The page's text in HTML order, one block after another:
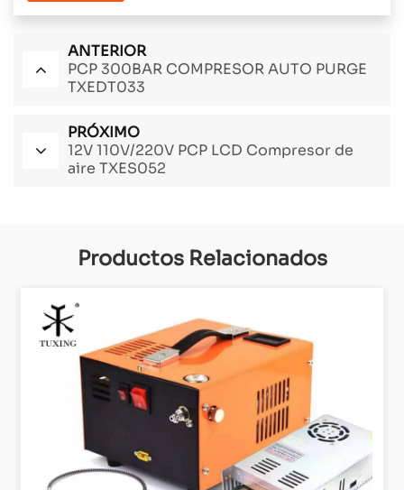
ANTERIOR
PCP 300BAR COMPRESOR AUTO PURGE
TXEDT033
PRÓXIMO
12V 110V/220V PCP LCD Compresor de
aire TXES052
Productos Relacionados